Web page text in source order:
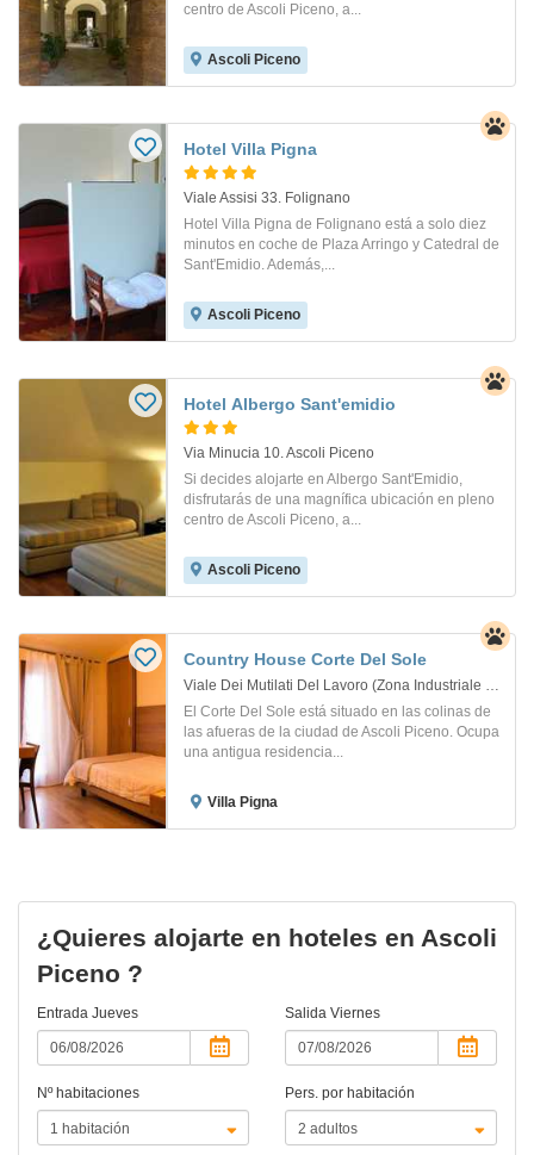
centro de Ascoli Piceno, a...
Ascoli Piceno
Hotel Villa Pigna
Viale Assisi 33. Folignano
Hotel Villa Pigna de Folignano está a solo diez
minutos en coche de Plaza Arringo y Catedral de
Sant'Emidio. Además,...
Ascoli Piceno
Hotel Albergo Sant'emidio
Via Minucia 10. Ascoli Piceno
Si decides alojarte en Albergo Sant'Emidio,
disfrutarás de una magnífica ubicación en pleno
centro de Ascoli Piceno, a...
Ascoli Piceno
Country House Corte Del Sole
Viale Dei Mutilati Del Lavoro (Zona Industriale Campolungo). Campolungo
El Corte Del Sole está situado en las colinas de
las afueras de la ciudad de Ascoli Piceno. Ocupa
una antigua residencia...
Villa Pigna
¿Quieres alojarte en hoteles en Ascoli
Piceno ?
Entrada Jueves Salida Viernes
Nº habitaciones Pers. por habitación